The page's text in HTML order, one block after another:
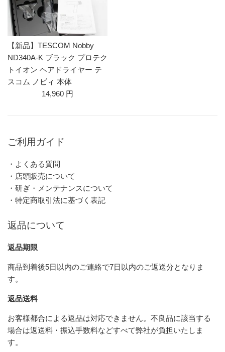
【新品】TESCOM Nobby
ND340A-K ブラック プロテク
トイオン ヘアドライヤー テ
スコム ノビィ 本体
14,960 円
ご利用ガイド
・よくある質問
・店頭販売について
・研ぎ・メンテナンスについて
・特定商取引法に基づく表記
返品について
返品期限
商品到着後5日以内のご連絡で7日以内のご返送分となりま
す。
返品送料
お客様都合による返品は対応できません。不良品に該当する
場合は返送料・振込手数料などすべて弊社が負担いたしま
す。